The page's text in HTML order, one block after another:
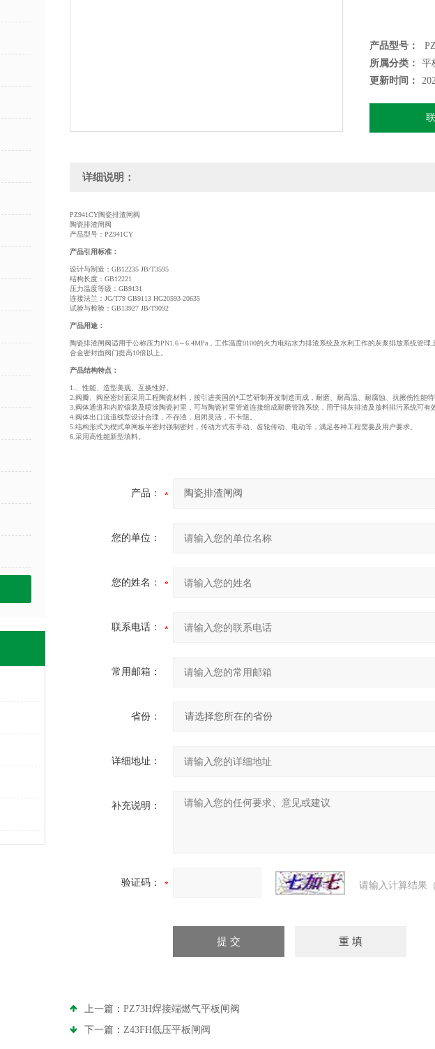
产品型号：
所属分类：
平
更新时间：
详细说明：
PZ941CY陶瓷排渣闸阀
陶瓷排渣闸阀
产品型号：PZ941CY
产品引用标准：
设计与制造：GB12235 JB/T3595
结构长度：GB12221
压力温度等级：GB9131
连接法兰：JG/T79 GB9113 HG20593-20635
试验与检验：GB13927 JB/T9092
产品用途：
陶瓷排渣闸阀适用于公称压力PN1.6～6.4MPa，工作温度0100的火力电站水力排渣系统及水利工作的灰浆排放系统管
合金密封面阀门提高10倍以上。
产品结构特点：
1.、性能、造型美观、互换性好。
2.阀瓣、阀座密封面采用工程陶瓷材料，按引进美国的*工艺研制开发制造而成，耐磨、耐高温、耐腐蚀、抗擦伤性能
3.阀体通道和内腔镶装及喷涂陶瓷衬里，可与陶瓷衬里管道连接组成耐磨管路系统，用于排灰排渣及放料排污系统可有
4.阀体出口流道线型设计合理，不存渣，启闭灵活，不卡阻。
5.结构形式为楔式单闸板半密封强制密封，传动方式有手动、齿轮传动、电动等，满足各种工程需要及用户要求。
6.采用高性能新型填料。
产品：
您的单位：
您的姓名：
联系电话：
常用邮箱：
省份：
详细地址：
补充说明：
验证码： 请输入计算结果
上一篇： PZ73H焊接端燃气平板闸阀
下一篇： Z43FH低压平板闸阀